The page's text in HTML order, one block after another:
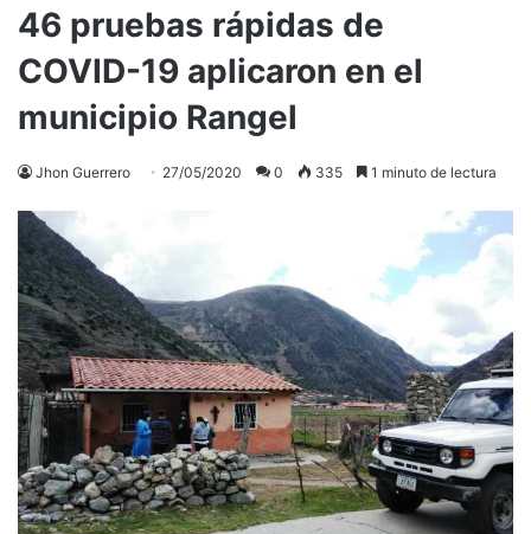
46 pruebas rápidas de
COVID-19 aplicaron en el
municipio Rangel
Jhon Guerrero 27/05/2020 0 335 1 minuto de lectura